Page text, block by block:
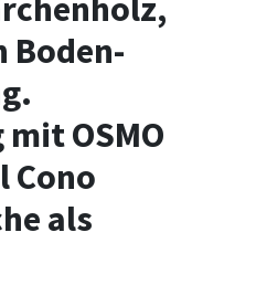
Boden-
OSMO
Cono
als